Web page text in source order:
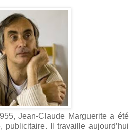
Jean-Claude Marguerite a été
publicitaire. Il travaille aujourd’hui